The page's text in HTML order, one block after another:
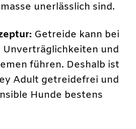
unerlässlich sind.
Getreide kann bei
Unverträglichkeiten und
führen. Deshalb ist
Adult getreidefrei und
Hunde bestens